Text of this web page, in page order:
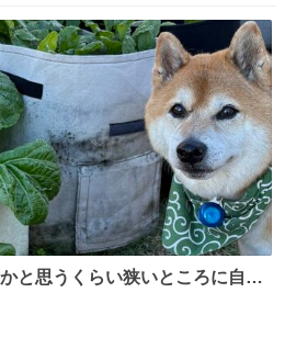
と思うくらい狭いところに自ら
か？ 今朝ガーデニングしてる飼
最高に可愛かった♥️